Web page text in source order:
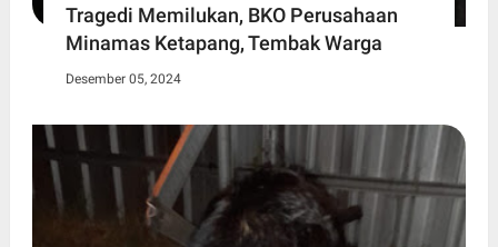
Tragedi Memilukan, BKO Perusahaan
Minamas Ketapang, Tembak Warga
Desember 05, 2024